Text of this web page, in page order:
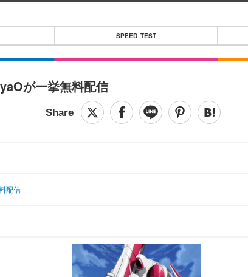
SPEED TEST
が一挙無料配信
配信